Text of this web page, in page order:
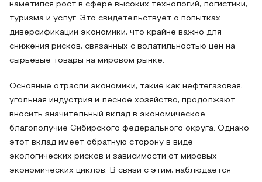
наметился рост в сфере высоких технологий, логистики,
туризма и услуг. Это свидетельствует о попытках
диверсификации экономики, что крайне важно для
снижения рисков, связанных с волатильностью цен на
сырьевые товары на мировом рынке.
Основные отрасли экономики, такие как нефтегазовая,
угольная индустрия и лесное хозяйство, продолжают
вносить значительный вклад в экономическое
благополучие Сибирского федерального округа. Однако
этот вклад имеет обратную сторону в виде
экологических рисков и зависимости от мировых
экономических циклов. В связи с этим, наблюдается